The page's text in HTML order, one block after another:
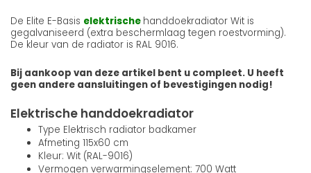
De Elite E-Basis elektrische handdoekradiator Wit is
gegalvaniseerd (extra beschermlaag tegen roestvorming).
De kleur van de radiator is RAL 9016.
Bij aankoop van deze artikel bent u compleet. U heeft
geen andere aansluitingen of bevestigingen nodig!
Elektrische handdoekradiator
Type Elektrisch radiator badkamer
Afmeting 115x60 cm
Kleur: Wit (RAL-9016)
Vermogen verwarmingselement: 700 Watt